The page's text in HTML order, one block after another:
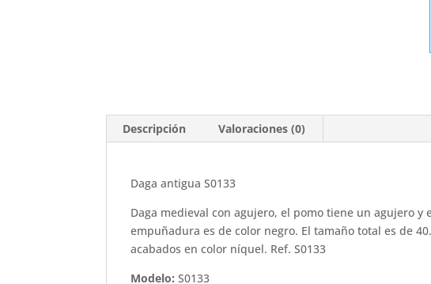
Descripción Valoraciones (0)
Daga antigua S0133
Daga medieval con agujero, el pomo tiene un agujero
empuñadura es de color negro. El tamaño total es de
acabados en color níquel. Ref. S0133
Modelo: S0133